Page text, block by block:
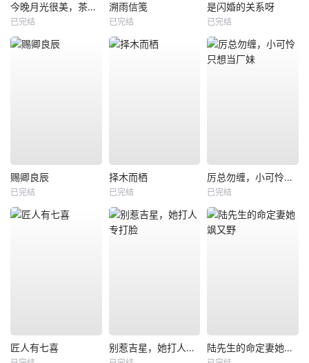
今晚月光很美，茶香四溢
已完结
溯雨信笺
已完结
是闪婚的关系呀
已完结
赐卿良辰
已完结
择木而栖
已完结
厉总勿缠，小可怜只想当厂妹
已完结
匠人有七喜 别惹吉星，她打人专打脸 陆先生的命定妻她飒又野